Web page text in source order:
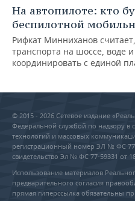
На автопилоте: кто
беспилотной
Рифкат Минниханов
транспорта на шоссе, воде
координировать с единой
© 2015 - 2026 Сетевое издание
Федеральной службой по надзору в
технологий и массовых
регистрационный номер ЭЛ № ФС 77
свидетельство Эл № ФС 77-59331 от
Использование материалов
предварительного согласия
прямая гиперссылка обязательны